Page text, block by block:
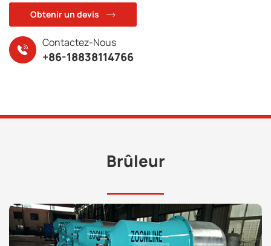
Obtenir un devis
Contactez-Nous
+86-18838114766
Brûleur